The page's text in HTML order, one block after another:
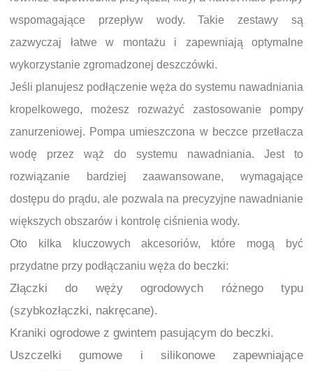
wspomagające przepływ wody. Takie zestawy są
zazwyczaj łatwe w montażu i zapewniają optymalne
wykorzystanie zgromadzonej deszczówki.
Jeśli planujesz podłączenie węża do systemu nawadniania
kropelkowego, możesz rozważyć zastosowanie pompy
zanurzeniowej. Pompa umieszczona w beczce przetłacza
wodę przez wąż do systemu nawadniania. Jest to
rozwiązanie bardziej zaawansowane, wymagające
dostępu do prądu, ale pozwala na precyzyjne nawadnianie
większych obszarów i kontrolę ciśnienia wody.
Oto kilka kluczowych akcesoriów, które mogą być
przydatne przy podłączaniu węża do beczki:
Złączki do węży ogrodowych różnego typu
(szybkozłączki, nakręcane).
Kraniki ogrodowe z gwintem pasującym do beczki.
Uszczelki gumowe i silikonowe zapewniające